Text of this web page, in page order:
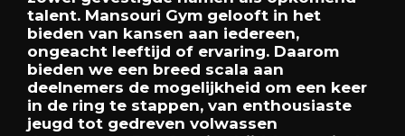
talent. Mansouri Gym gelooft in het
bieden van kansen aan iedereen,
ongeacht leeftijd of ervaring. Daarom
bieden we een breed scala aan
deelnemers de mogelijkheid om een keer
in de ring te stappen, van enthousiaste
jeugd tot gedreven volwassen